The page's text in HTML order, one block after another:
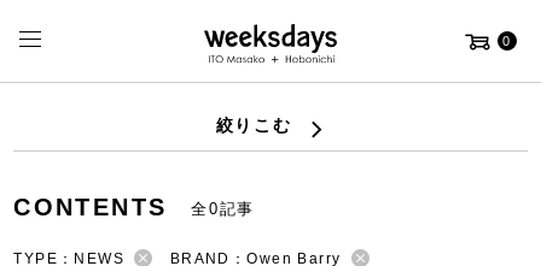
0
絞りこむ
CONTENTS 全0記事
TYPE：NEWS
BRAND：Owen Barry